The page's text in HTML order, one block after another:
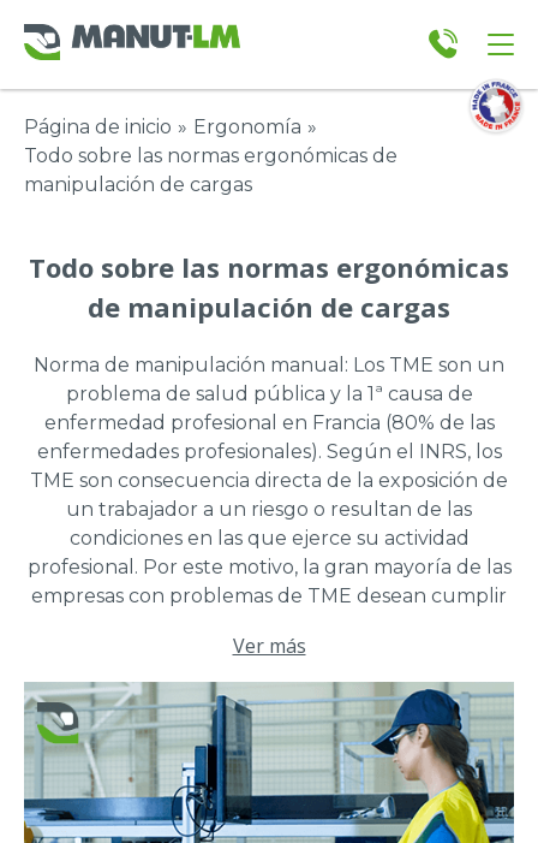
Página de inicio » Ergonomía »
Todo sobre las normas ergonómicas de
manipulación de cargas
Todo sobre las normas ergonómicas
de manipulación de cargas
Norma de manipulación manual: Los TME son un
problema de salud pública y la 1ª causa de
enfermedad profesional en Francia (80% de las
enfermedades profesionales). Según el INRS, los
TME son consecuencia directa de la exposición de
un trabajador a un riesgo o resultan de las
condiciones en las que ejerce su actividad
profesional. Por este motivo, la gran mayoría de las
empresas con problemas de TME desean cumplir
cargas. Sin embargo, hay muchas normas
ergonómicas, así que ¿cómo orientarse?
Descubrirá qué normas se aplican a la
manipulación de cargas pesadas y cómo cumplirlas
para evitar problemas de TME.
Ver más